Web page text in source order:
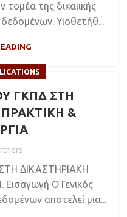
της δικαιικής
Υιοθετήθ...
ΓΚΠΔ ΣΤΗ
&
ΔΙΚΑΣΤΗΡΙΑΚΗ
Εισαγωγή Ο Γενικός
αποτελεί μια...